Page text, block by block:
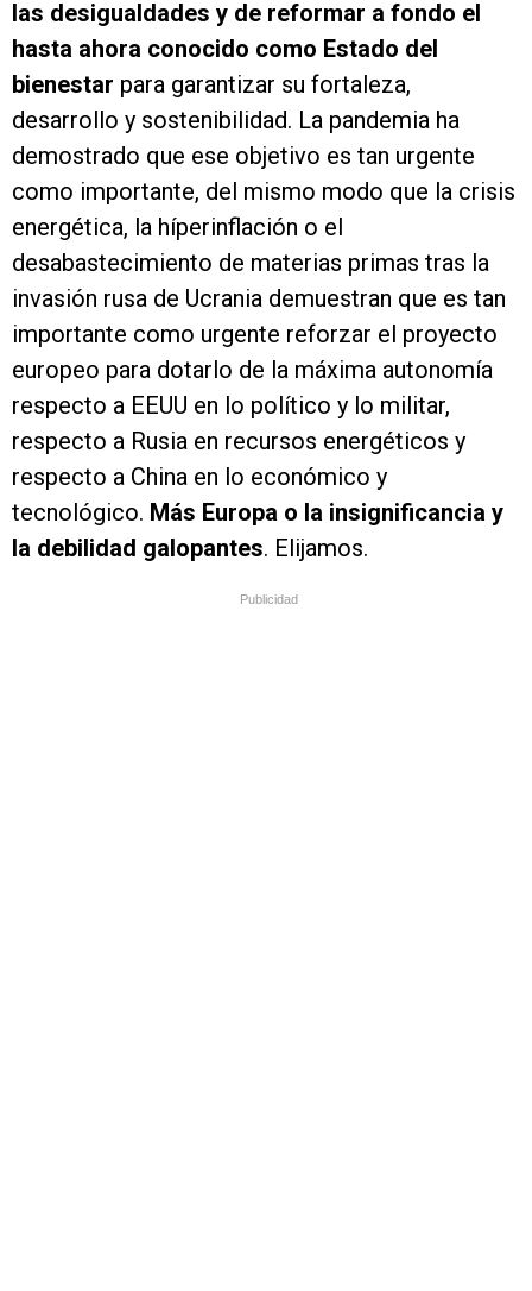
las desigualdades y de reformar a fondo el
hasta ahora conocido como Estado del
bienestar para garantizar su fortaleza,
desarrollo y sostenibilidad. La pandemia ha
demostrado que ese objetivo es tan urgente
como importante, del mismo modo que la crisis
energética, la híperinflación o el
desabastecimiento de materias primas tras la
invasión rusa de Ucrania demuestran que es tan
importante como urgente reforzar el proyecto
europeo para dotarlo de la máxima autonomía
respecto a EEUU en lo político y lo militar,
respecto a Rusia en recursos energéticos y
respecto a China en lo económico y
tecnológico. Más Europa o la insignificancia y
la debilidad galopantes. Elijamos.
Publicidad